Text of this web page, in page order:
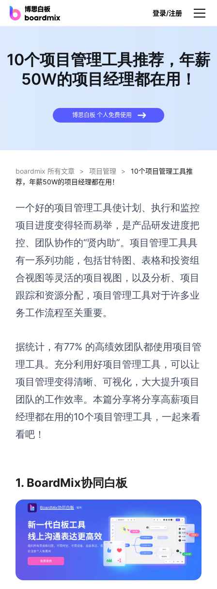
登录/注册
产品
博思白板
博思白板SDK
博思白板离线版
博思设计
一体化产品设计工具
博思AIPPT
AI生成PPT，支持在线编辑
资源与下载
向团队介绍
下载
高效协作
团队协作提效
素材整理
在线白板
涂鸦画板
思维和灵感整理
流程整理
客户旅程图
10个项目管理工具推荐，年薪
50W的项目经理都在用！
博思白板 个人免费使用
boardmix 所有文章 > 项目管理 >
10个项目管理工具推
荐，年薪50W的项目经理都在用！
一个好的项目管理工具使计划、执行和监控
项目进度变得轻而易举， 是产品研发进度把
控、团队协作的“贤内助”。项目管理工具具
有一系列功能，包括甘特图、表格和投资组
合视图等灵活的项目视图，以及分析、项目
跟踪和资源分配，项目管理工具对于许多业
务工作流程至关重要。
据统计，有77% 的高绩效团队都使用项目管
理工具。充分利用好项目管理工具，可以让
项目管理变得清晰、可视化，大大提升项目
团队的工作效率。本篇分享将分享高薪项目
经理都在用的10个项目管理工具，一起来看
看吧！
1. BoardMix协同白板